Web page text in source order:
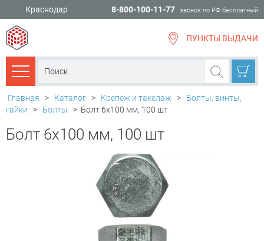
Краснодар 8-800-100-11-77 звонок по РФ бесплатный
ПУНКТЫ ВЫДАЧИ
Каталог товаров
Главная > Каталог > Крепёж и такелаж >
Болты, винты,
гайки
> Болты > Болт 6х100 мм, 100 шт
Болт 6х100 мм, 100 шт